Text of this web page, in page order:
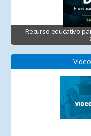
Recurso educativo